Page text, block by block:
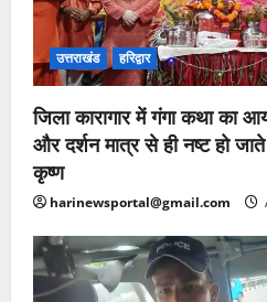
उत्तराखंड हरिद्वार
जिला कारागार में गंगा कथा
और दर्शन मात्र से ही नष्ट हो
कृष्ण
harinewsportal@gmail.com